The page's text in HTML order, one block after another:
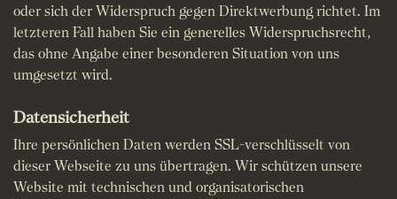
oder sich der Widerspruch gegen Direktwerbung richtet. Im
letzteren Fall haben Sie ein generelles Widerspruchsrecht,
das ohne Angabe einer besonderen Situation von uns
umgesetzt wird.
Datensicherheit
Ihre persönlichen Daten werden SSL-verschlüsselt von
dieser Webseite zu uns übertragen. Wir schützen unsere
Website mit technischen und organisatorischen